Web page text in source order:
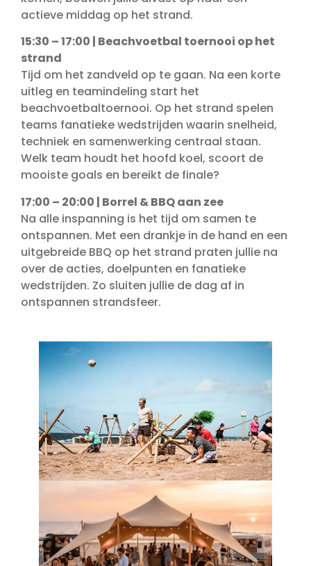
actieve middag op het strand.
15:30 – 17:00 | Beachvoetbal toernooi op het
strand
Tijd om het zandveld op te gaan. Na een korte
uitleg en teamindeling start het
beachvoetbaltoernooi. Op het strand spelen
teams fanatieke wedstrijden waarin snelheid,
techniek en samenwerking centraal staan.
Welk team houdt het hoofd koel, scoort de
mooiste goals en bereikt de finale?
17:00 – 20:00 | Borrel & BBQ aan zee
Na alle inspanning is het tijd om samen te
ontspannen. Met een drankje in de hand en een
uitgebreide BBQ op het strand praten jullie na
over de acties, doelpunten en fanatieke
wedstrijden. Zo sluiten jullie de dag af in
ontspannen strandsfeer.